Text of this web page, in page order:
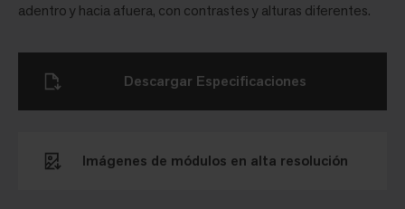
adentro y hacia afuera, con contrastes y alturas diferentes.
Imágenes de módulos en alta resolución
Descargar Especificaciones